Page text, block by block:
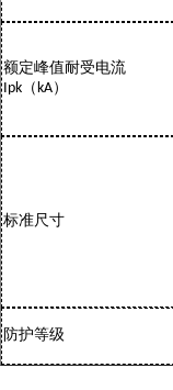
额定峰值耐受电流
Ipk （kA）
标准尺寸
防护等级